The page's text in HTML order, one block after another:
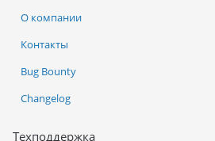
О компании
Контакты
Bug Bounty
Changelog
Техподдержка